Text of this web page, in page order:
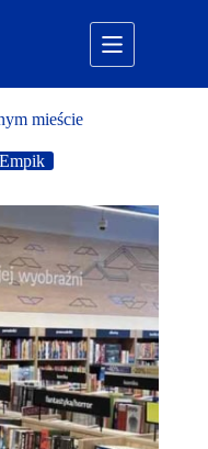
mieście
Empik